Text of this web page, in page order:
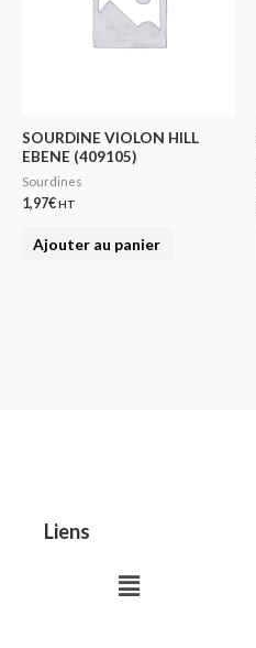
SOURDINE VIOLON HILL
EBENE (409105)
Sourdines
1,97€HT
Ajouter au panier
Liens
Menu